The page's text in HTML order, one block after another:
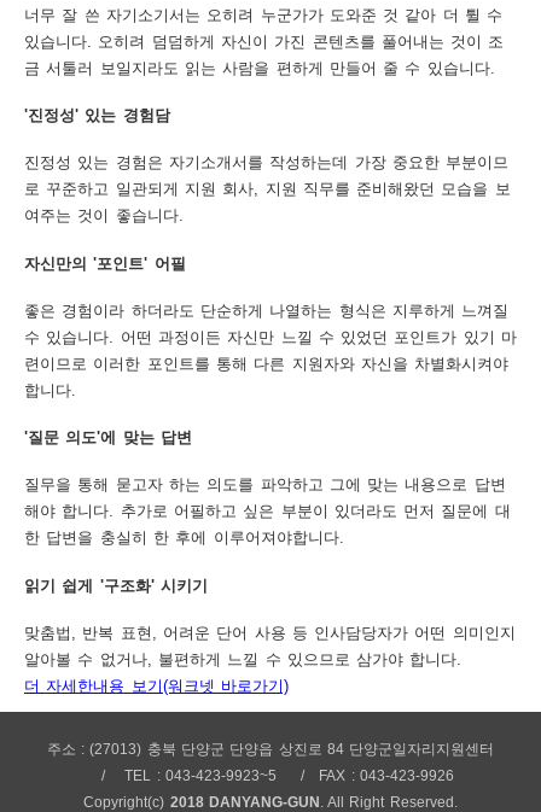
너무 잘 쓴 자기소기서는 오히려 누군가가 도와준 것 같아 더 튈 수
있습니다. 오히려 덤덤하게 자신이 가진 콘텐츠를 풀어내는 것이 조
금 서툴러 보일지라도 읽는 사람을 편하게 만들어 줄 수 있습니다.
'진정성' 있는 경험담
진정성 있는 경험은 자기소개서를 작성하는데 가장 중요한 부분이므
로 꾸준하고 일관되게 지원 회사, 지원 직무를 준비해왔던 모습을 보
여주는 것이 좋습니다.
자신만의 '포인트' 어필
좋은 경험이라 하더라도 단순하게 나열하는 형식은 지루하게 느껴질
수 있습니다. 어떤 과정이든 자신만 느낄 수 있었던 포인트가 있기 마
련이므로 이러한 포인트를 통해 다른 지원자와 자신을 차별화시켜야
합니다.
'질문 의도'에 맞는 답변
질무을 통해 묻고자 하는 의도를 파악하고 그에 맞는 내용으로 답변
해야 합니다. 추가로 어필하고 싶은 부분이 있더라도 먼저 질문에 대
한 답변을 충실히 한 후에 이루어져야합니다.
읽기 쉽게 '구조화' 시키기
맞춤법, 반복 표현, 어려운 단어 사용 등 인사담당자가 어떤 의미인지
알아볼 수 없거나, 불편하게 느낄 수 있으므로 삼가야 합니다.
더 자세한내용 보기(워크넷 바로가기)
주소 : (27013) 충북 단양군 단양읍 상진로 84 단양군일자리지원센터
TEL : 043-423-9923~5
FAX : 043-423-9926
Copyright(c) 2018 DANYANG-GUN . All Right Reserved.